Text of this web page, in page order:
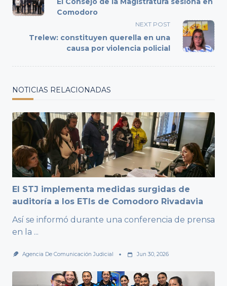
subtitle
reader-
text">Page</span>
Comodoro
NEXT POST
Trelew: constituyen querella en una
causa por violencia policial
NOTICIAS RELACIONADAS
El STJ implementa medidas surgidas de
auditoría a los ETIs de Comodoro Rivadavia
Así se informó durante una conferencia de prensa
en la ...
Agencia De Comunicación Judicial Jun 30, 2026